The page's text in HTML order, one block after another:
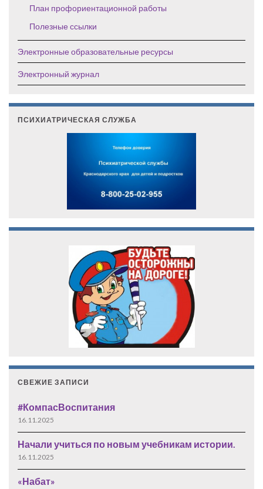
План профориентационной работы
Полезные ссылки
Электронные образовательные ресурсы
Электронный журнал
ПСИХИАТРИЧЕСКАЯ СЛУЖБА
СВЕЖИЕ ЗАПИСИ
#КомпасВоспитания
16.11.2025
Начали учиться по новым учебникам истории.
16.11.2025
«Набат»